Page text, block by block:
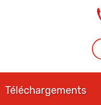
Téléchargements